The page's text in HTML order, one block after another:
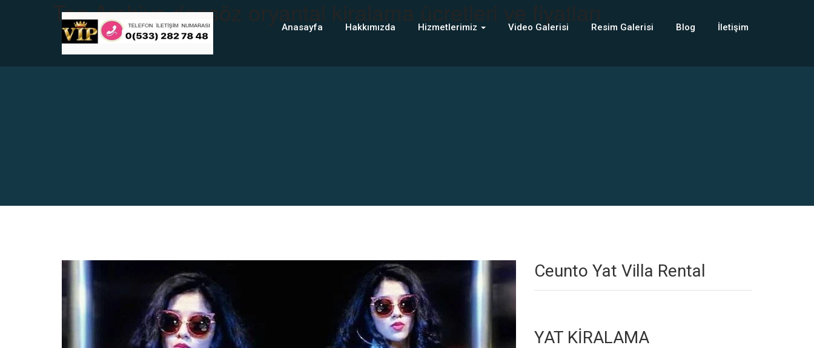
Anasayfa Hakkımızda Hizmetlerimiz Video Galerisi Resim Galerisi Blog İletişim
Tag Archivedansöz oryantal kiralama ücretleri ve fiyatları
Ceunto Yat Villa Rental
YAT KİRALAMA